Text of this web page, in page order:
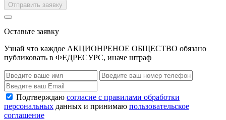
Отправить заявку
Оставьте заявку
Узнай что каждое АКЦИОНРЕНОЕ ОБЩЕСТВО обязано
публиковать в ФЕДРЕСУРС, иначе штраф
Подтверждаю согласие с правилами обработки
персональных данных и принимаю пользовательское
соглашение